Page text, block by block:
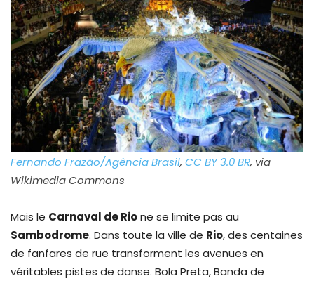
Fernando Frazão/Agência Brasil, CC BY 3.0 BR, via
Wikimedia Commons
Mais le Carnaval de Rione se limite pas au
Sambodrome. Dans toute la ville de Rio, des centaines
de fanfares de rue transforment les avenues en
véritables pistes de danse. Bola Preta, Banda de